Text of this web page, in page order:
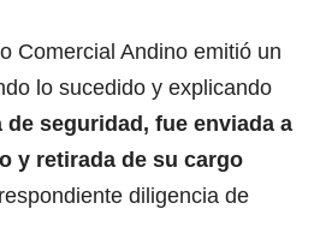
Comercial Andino emitió un
lo sucedido y explicando
de seguridad, fue enviada a
y retirada de su cargo
diligencia de